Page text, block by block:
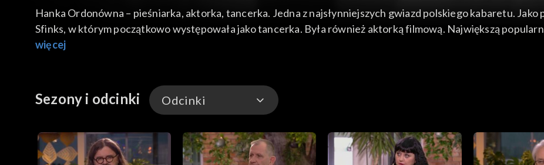
Hanka Ordonówna – pieśniarka, aktorka, tancerka. Jedna z najsłynniejszych gwiazd polskiego kabaretu. Jako piosenkarka zadebiutowała w kabarecie
Sfinks, w którym początkowo występowała jako tancerka. Była również aktorką filmową. Największą
„Parada gwiazd Warszawy”.
więcej
Sezony i odcinki Odcinki
Odcinki